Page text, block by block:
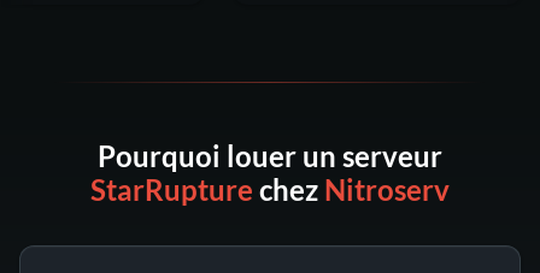
Pourquoi louer un serveur
StarRupture chez Nitroserv